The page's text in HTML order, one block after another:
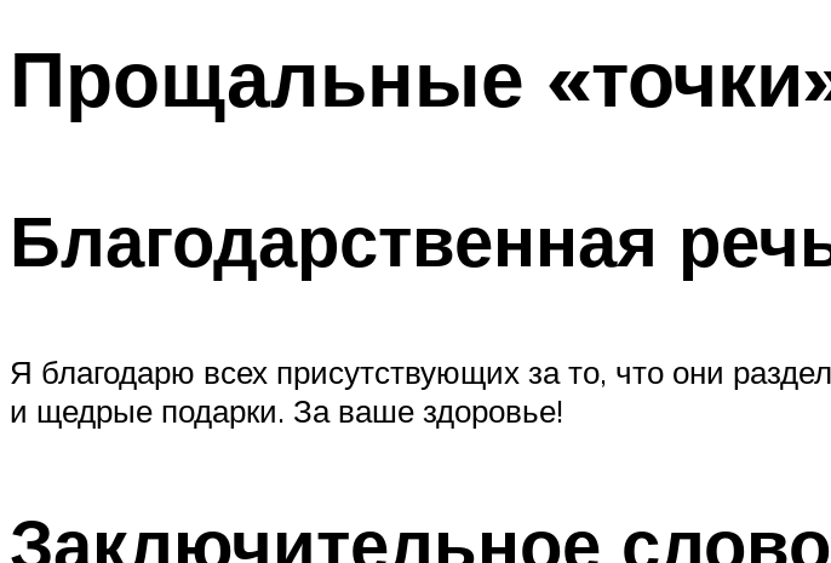
Прощальные
Благодарственная
Я благодарю всех присутствующих за то, что они
и щедрые подарки. За ваше здоровье!
Заключительное